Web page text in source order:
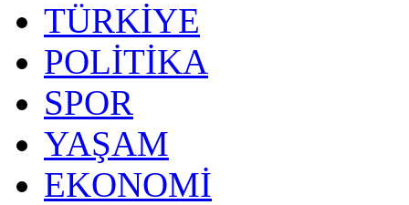
TÜRKİYE
POLİTİKA
SPOR
YAŞAM
EKONOMİ